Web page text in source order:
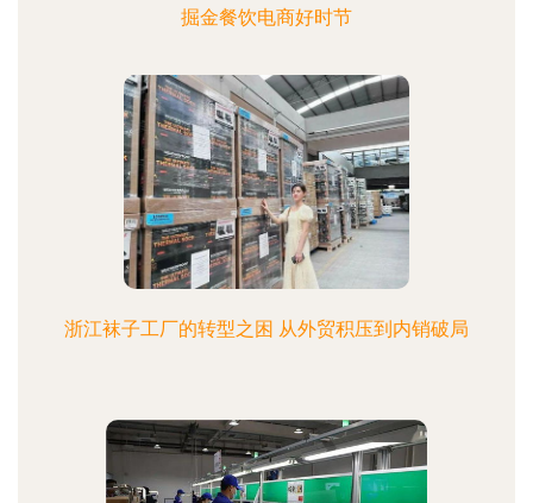
掘金餐饮电商好时节
浙江袜子工厂的转型之困 从外贸积压到内销破局